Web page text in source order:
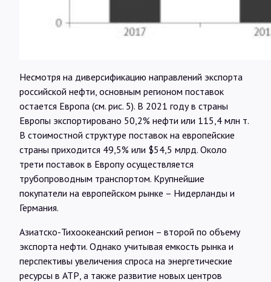
Несмотря на диверсификацию направлений экспорта
российской нефти, основным регионом поставок
остается Европа (см. рис. 5). В 2021 году в страны
Европы экспортировано 50,2% нефти или 115,4 млн т.
В стоимостной структуре поставок на европейские
страны приходится 49,5% или $54,5 млрд. Около
трети поставок в Европу осуществляется
трубопроводным транспортом. Крупнейшие
покупатели на европейском рынке – Нидерланды и
Германия.
Азиатско-Тихоокеанский регион – второй по объему
экспорта нефти. Однако учитывая емкость рынка и
перспективы увеличения спроса на энергетические
ресурсы в АТР, а также развитие новых центров